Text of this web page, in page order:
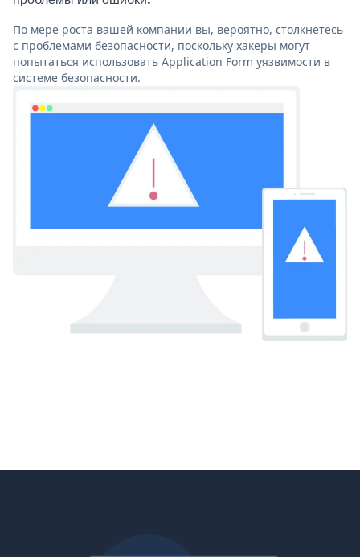
По мере роста вашей компании вы, вероятно, столкнетесь
с проблемами безопасности, поскольку хакеры могут
попытаться использовать Application Form уязвимости в
системе безопасности.